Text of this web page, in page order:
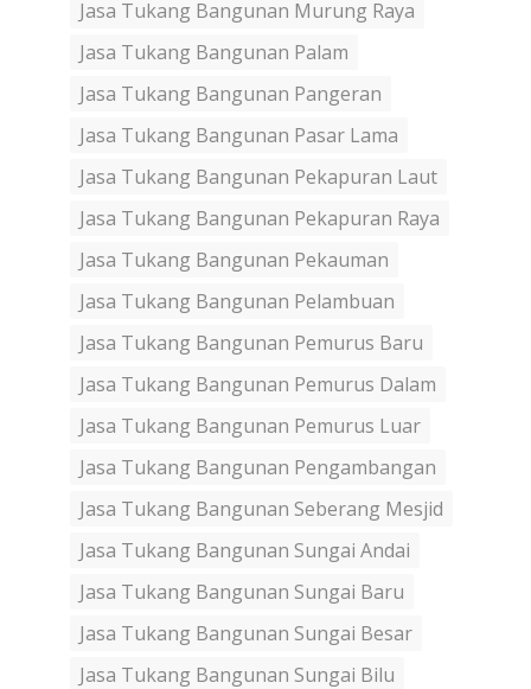
Jasa Tukang Bangunan Murung Raya
Jasa Tukang Bangunan Palam
Jasa Tukang Bangunan Pangeran
Jasa Tukang Bangunan Pasar Lama
Jasa Tukang Bangunan Pekapuran Laut
Jasa Tukang Bangunan Pekapuran Raya
Jasa Tukang Bangunan Pekauman
Jasa Tukang Bangunan Pelambuan
Jasa Tukang Bangunan Pemurus Baru
Jasa Tukang Bangunan Pemurus Dalam
Jasa Tukang Bangunan Pemurus Luar
Jasa Tukang Bangunan Pengambangan
Jasa Tukang Bangunan Seberang Mesjid
Jasa Tukang Bangunan Sungai Andai
Jasa Tukang Bangunan Sungai Baru
Jasa Tukang Bangunan Sungai Besar
Jasa Tukang Bangunan Sungai Bilu